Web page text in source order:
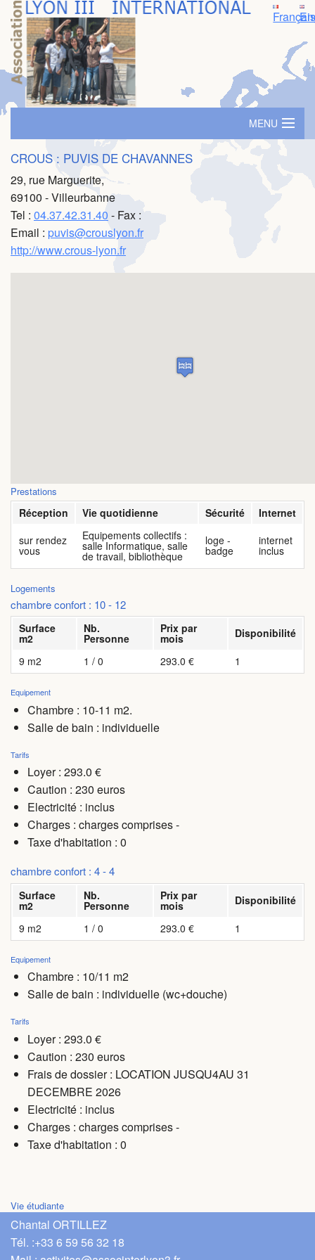
MENU
Accueil
Logement
SIM - Séminaire d'immersion
Prime ambassadeur
CROUS : PUVIS DE CHAVANNES
29, rue Marguerite,
69100 - Villeurbanne
Tel : 04.37.42.31.40 - Fax :
Email : puvis@crouslyon.fr
http://www.crous-lyon.fr
Prestations
Réception Vie quotidienne Sécurité
Internet
sur rendez
vous
Equipements collectifs :
salle Informatique, salle
de travail, bibliothèque
loge -
badge
internet
inclus
Logements
chambre confort : 10 - 12
Surface
m2
Nb.
Personne
Prix par
mois
Disponibilité
9 m2
1 / 0 293.0 € 1
Equipement
Chambre : 10-11 m2.
Salle de bain : individuelle
Tarifs
Loyer : 293.0 €
Caution : 230 euros
Electricité : inclus
Charges : charges comprises -
Taxe d'habitation : 0
chambre confort : 4 - 4
Surface
m2
Nb.
Personne
Prix par
mois
Disponibilité
9 m2
1 / 0 293.0 € 1
Equipement
Chambre : 10/11 m2
Salle de bain : individuelle (wc+douche)
Tarifs
Loyer : 293.0 €
Caution : 230 euros
Frais de dossier : LOCATION JUSQU4AU 31
DECEMBRE 2026
Electricité : inclus
Charges : charges comprises -
Taxe d'habitation : 0
Vie étudiante
Chantal ORTILLEZ
Tél. :+33 6 59 56 32 18